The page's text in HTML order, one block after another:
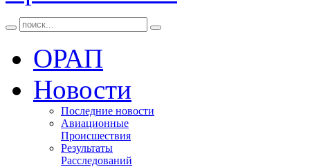
ОРАП
Новости
Последние новости
Авиационные
Происшествия
Результаты
Расследований